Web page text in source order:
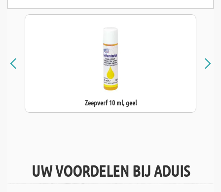
Zeepverf 10 ml, geel
UW VOORDELEN BIJ ADUIS